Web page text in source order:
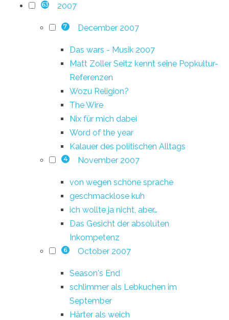
63 2007
7 December 2007
Das wars - Musik 2007
Matt Zoller Seitz kennt seine Popkultur-
Referenzen
Wozu Religion?
The Wire
Nix für mich dabei
Word of the year
Kalauer des politischen Alltags
4 November 2007
von wegen schöne sprache
geschmacklose kuh
ich wollte ja nicht, aber…
Das Gesicht der absoluten
Inkompetenz
6 October 2007
Season's End
schlimmer als Lebkuchen im
September
Härter als weich